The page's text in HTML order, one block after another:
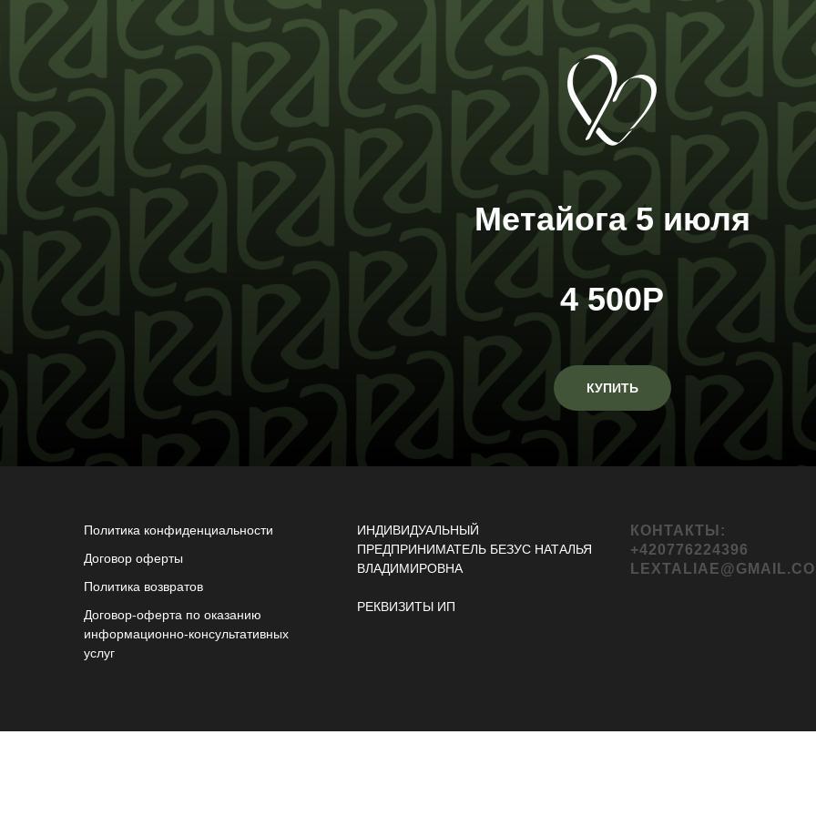
Метайога 5 июля
4 500Р
КУПИТЬ
Политика конфиденциальности
Договор оферты
Политика возвратов
Договор-оферта по оказанию
информационно-консультативных
услуг
ИНДИВИДУАЛЬНЫЙ
ПРЕДПРИНИМАТЕЛЬ БЕЗУС НАТАЛЬЯ
ВЛАДИМИРОВНА
РЕКВИЗИТЫ ИП
КОНТАКТЫ:
+420776224396